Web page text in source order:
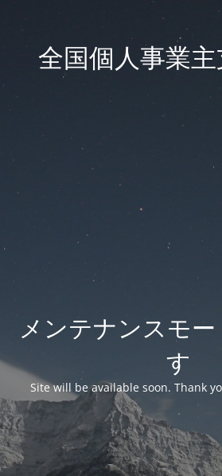
全国個人事業
メンテナンスモ
す
Site will be available soon. Thank